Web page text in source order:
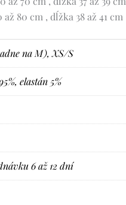
80 cm , dĺžka 38 až 41 cm
na M),XS/S
elastán 5%
6 až 12 dní